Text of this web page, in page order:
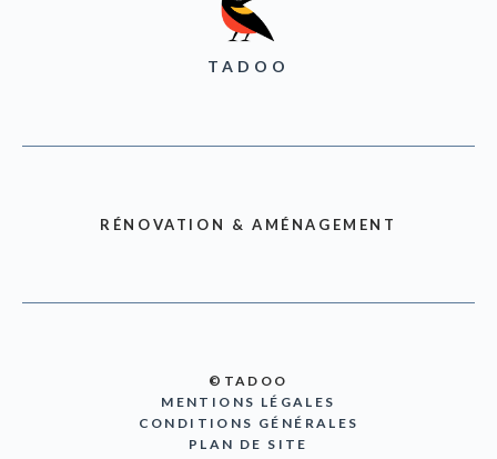
TADOO
RÉNOVATION & AMÉNAGEMENT
©TADOO
MENTIONS LÉGALES
CONDITIONS GÉNÉRALES
PLAN DE SITE